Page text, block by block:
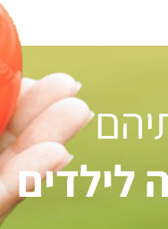
לילדים